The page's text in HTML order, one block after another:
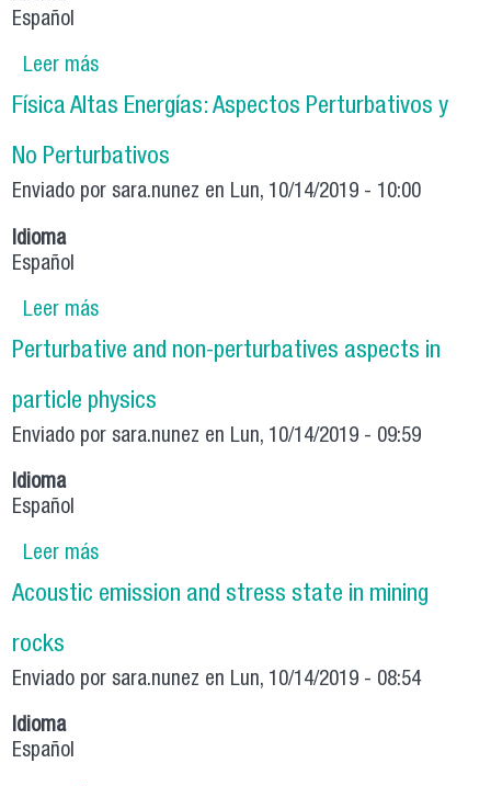
Español
Leer mássobre Fundamental symmetries, axions and
beyond
Física Altas Energías: Aspectos Perturbativos y
No Perturbativos
Enviado porsara.nunez en Lun, 10/14/2019 - 10:00
Idioma
Español
Leer mássobre Física Altas Energías: Aspectos
Perturbativos y No Perturbativos
Perturbative and non-perturbatives aspects in
particle physics
Enviado porsara.nunez en Lun, 10/14/2019 - 09:59
Idioma
Español
Leer mássobre Perturbative and non-perturbatives
aspects in particle physics
Acoustic emission and stress state in mining
rocks
Enviado porsara.nunez en Lun, 10/14/2019 - 08:54
Idioma
Español